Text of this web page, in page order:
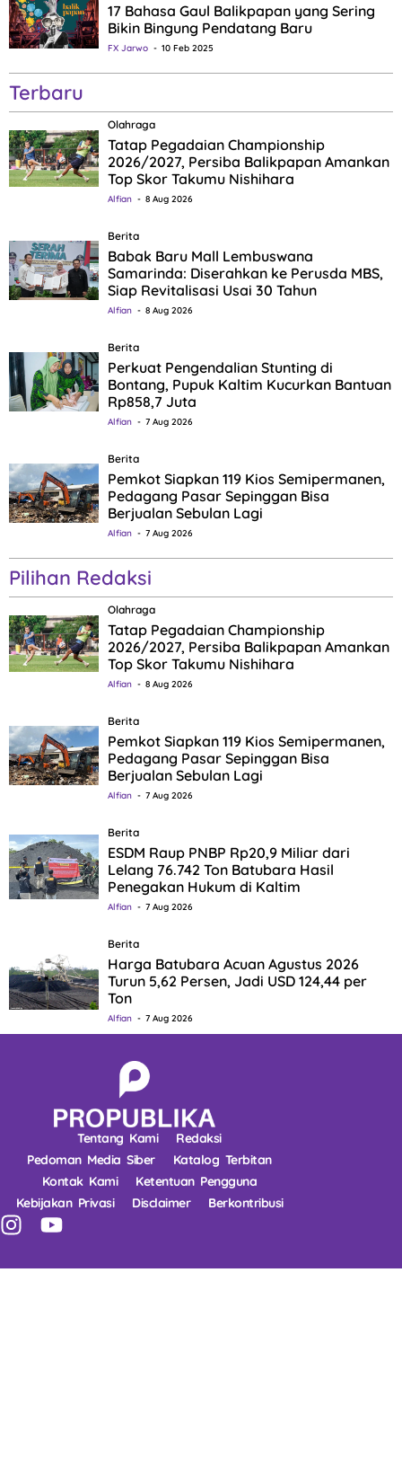
17 Bahasa Gaul Balikpapan yang Sering
Bikin Bingung Pendatang Baru
FX Jarwo 10 Feb 2025
Terbaru
Olahraga
Tatap Pegadaian Championship
2026/2027, Persiba Balikpapan Amankan
Top Skor Takumu Nishihara
Alfian 8 Aug 2026
Berita
Babak Baru Mall Lembuswana
Samarinda: Diserahkan ke Perusda MBS,
Siap Revitalisasi Usai 30 Tahun
Alfian 8 Aug 2026
Berita
Perkuat Pengendalian Stunting di
Bontang, Pupuk Kaltim Kucurkan Bantuan
Rp858,7 Juta
Alfian 7 Aug 2026
Berita
Pemkot Siapkan 119 Kios Semipermanen,
Pedagang Pasar Sepinggan Bisa
Berjualan Sebulan Lagi
Alfian 7 Aug 2026
Pilihan Redaksi
Olahraga
Tatap Pegadaian Championship
2026/2027, Persiba Balikpapan Amankan
Top Skor Takumu Nishihara
Alfian 8 Aug 2026
Berita
Pemkot Siapkan 119 Kios Semipermanen,
Pedagang Pasar Sepinggan Bisa
Berjualan Sebulan Lagi
Alfian 7 Aug 2026
Berita
ESDM Raup PNBP Rp20,9 Miliar dari
Lelang 76.742 Ton Batubara Hasil
Penegakan Hukum di Kaltim
Alfian 7 Aug 2026
Berita
Harga Batubara Acuan Agustus 2026
Turun 5,62 Persen, Jadi USD 124,44 per
Ton
Alfian 7 Aug 2026
Tentang Kami
Redaksi
Pedoman Media Siber
Katalog Terbitan
Kontak Kami
Ketentuan Pengguna
Kebijakan Privasi
Disclaimer Berkontribusi